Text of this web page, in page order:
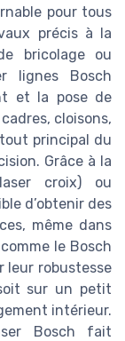
pour tous
précis à la
bricolage ou
lignes Bosch
et la pose de
cloisons,
principal du
Grâce à la
croix) ou
d’obtenir des
même dans
le Bosch
leur robustesse
sur un petit
intérieur.
Bosch fait